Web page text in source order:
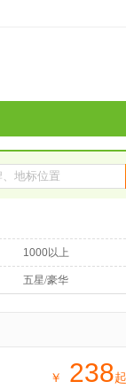
1000以上
五星/豪华
￥ 238起